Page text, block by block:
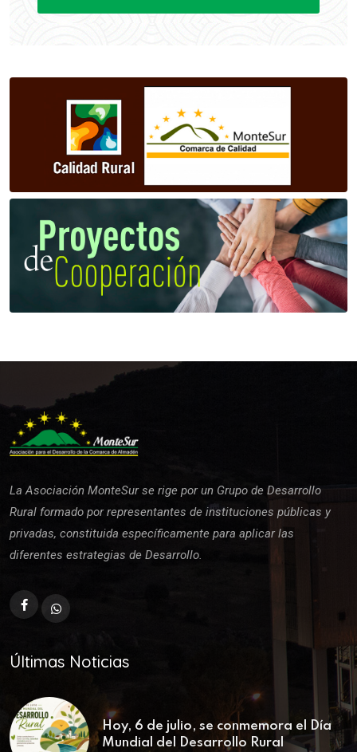
La Asociación MonteSur se rige por un Grupo de Desarrollo
Rural formado por representantes de instituciones públicas y
privadas, constituida específicamente para aplicar las
diferentes estrategias de Desarrollo.
Últimas Noticias
Hoy, 6 de julio, se conmemora el Día
Mundial del Desarrollo Rural